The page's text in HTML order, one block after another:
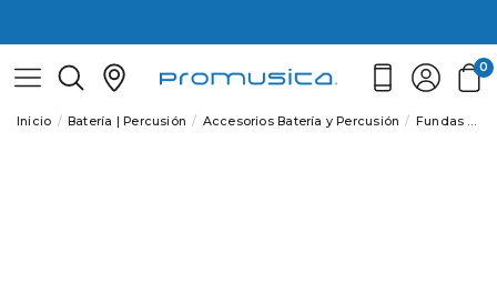
0
Inicio Batería | Percusión Accesorios Batería y Percusión Fundas batería y percusión